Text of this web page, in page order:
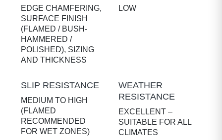
EDGE CHAMFERING,
SURFACE FINISH
(FLAMED / BUSH-
HAMMERED /
POLISHED), SIZING
AND THICKNESS
LOW
SLIP RESISTANCE
MEDIUM TO HIGH
(FLAMED
RECOMMENDED
FOR WET ZONES)
WEATHER
RESISTANCE
EXCELLENT –
SUITABLE FOR ALL
CLIMATES